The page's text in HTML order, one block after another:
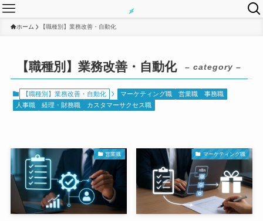
ホーム 【職種別】業務改善・自動化
【職種別】業務改善・自動化 – category –
【職種別】業務改善・自動化 マーケティング職 営業職
事務職
人事職
経理・財務職 カスタマーサクセス職
営業職 マーケティング職